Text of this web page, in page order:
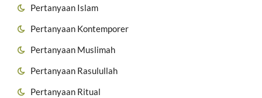
Pertanyaan Islam
Pertanyaan Kontemporer
Pertanyaan Muslimah
Pertanyaan Rasulullah
Pertanyaan Ritual